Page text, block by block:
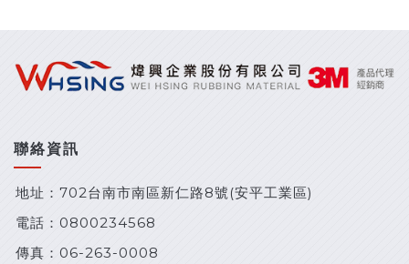
聯絡資訊
地址：702台南市南區新仁路8號(安平工業區)
電話： 0800234568
傳真：06-263-0008